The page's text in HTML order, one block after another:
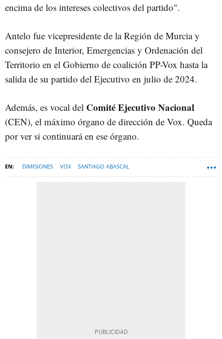
encima de los intereses colectivos del partido".
Antelo fue vicepresidente de la Región de Murcia y
consejero de Interior, Emergencias y Ordenación del
Territorio en el Gobierno de coalición PP-Vox hasta la
salida de su partido del Ejecutivo en julio de 2024.
Además, es vocal del Comité Ejecutivo Nacional
(CEN), el máximo órgano de dirección de Vox. Queda
por ver si continuará en ese órgano.
DIMISIONES VOX SANTIAGO ABASCAL